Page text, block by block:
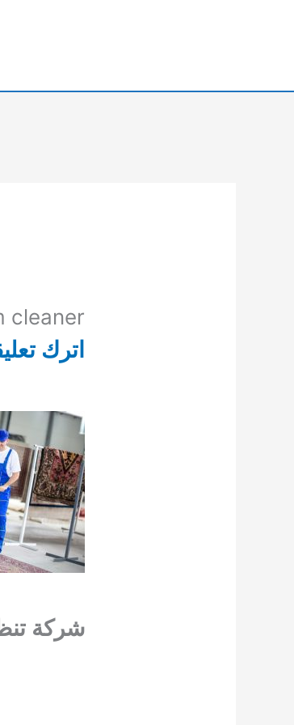
المحتوى
cleaner
اترك
شركة